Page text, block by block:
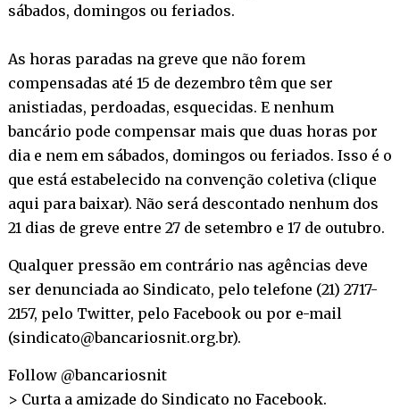
sábados, domingos ou feriados.
As horas paradas na greve que não forem
compensadas até 15 de dezembro têm que ser
anistiadas, perdoadas, esquecidas. E nenhum
bancário pode compensar mais que duas horas por
dia e nem em sábados, domingos ou feriados. Isso é o
que está estabelecido na convenção coletiva (clique
aqui para baixar). Não será descontado nenhum dos
21 dias de greve entre 27 de setembro e 17 de outubro.
Qualquer pressão em contrário nas agências deve
ser denunciada ao Sindicato, pelo telefone (21) 2717-
2157, pelo Twitter, pelo Facebookou por e-mail
(sindicato@bancariosnit.org.br).
Follow @bancariosnit
> Curta a amizade do Sindicato no Facebook.